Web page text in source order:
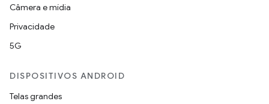
Câmera e mídia
Privacidade
5G
DISPOSITIVOS ANDROID
Telas grandes